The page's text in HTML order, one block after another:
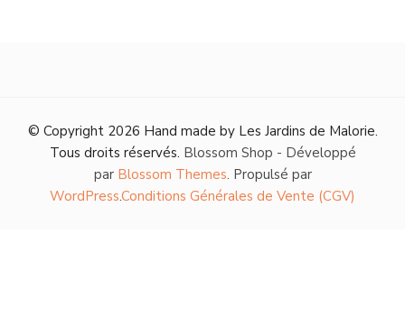
© Copyright 2026 Hand made by Les Jardins de Malorie.
Tous droits réservés. Blossom Shop - Développé
par Blossom Themes. Propulsé par
WordPress.Conditions Générales de Vente (CGV)